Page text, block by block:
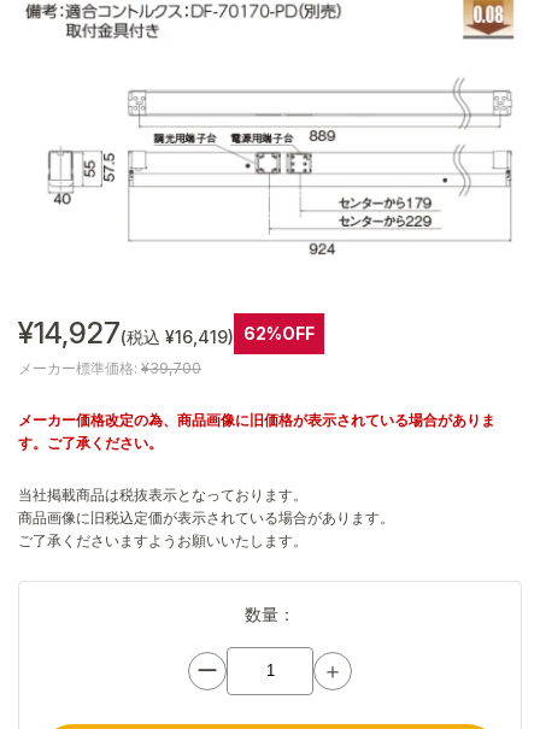
¥14,927(税込 ¥16,419) 62%OFF
メーカー標準価格: ¥39,700
メーカー価格改定の為、商品画像に旧価格が表示されている場合がありま
す。ご了承ください。
当社掲載商品は税抜表示となっております。
商品画像に旧税込定価が表示されている場合があります。
ご了承くださいますようお願いいたします。
数量：
ー ＋